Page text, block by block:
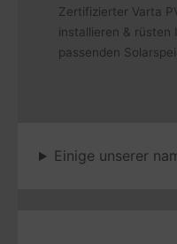
Zertifizierter Varta
installieren & rüsten
passenden
Einige unserer